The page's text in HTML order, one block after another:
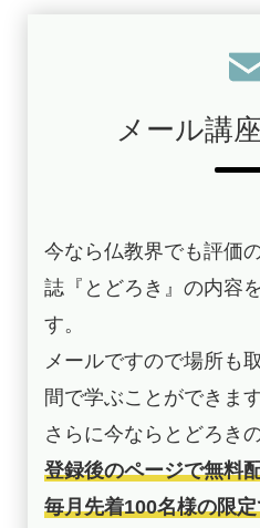
メール講
今なら仏教界でも評価
誌『とどろき』の内容を
す。
メールですので場所も
間で学ぶことができます
さらに今ならとどろき
登録後のページで無料
毎月先着100名様の限